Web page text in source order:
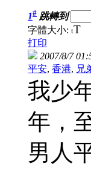
1# 跳轉到
字體大小: tT
打印
2007/8/7
平安, 香港, 兄
我少
年，
男人